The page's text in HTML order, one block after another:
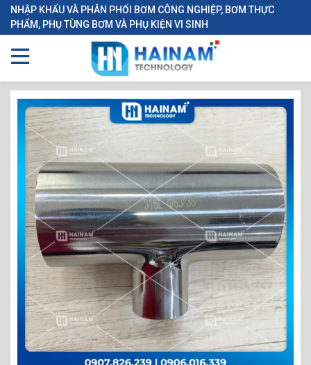
NHẬP KHẨU VÀ PHÂN PHỐI BƠM CÔNG NGHIỆP, BƠM THỰC
PHẨM, PHỤ TÙNG BƠM VÀ PHỤ KIỆN VI SINH